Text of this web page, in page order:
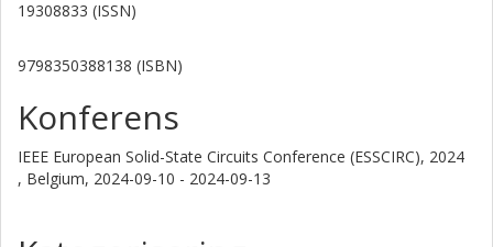
19308833 (ISSN)
9798350388138 (ISBN)
Konferens
IEEE European Solid-State Circuits Conference (ESSCIRC), 2024
, Belgium, 2024-09-10 - 2024-09-13